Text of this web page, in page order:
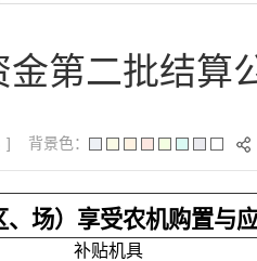
第二批结算
] 背景色：
场）享受农机购置与
补贴机具